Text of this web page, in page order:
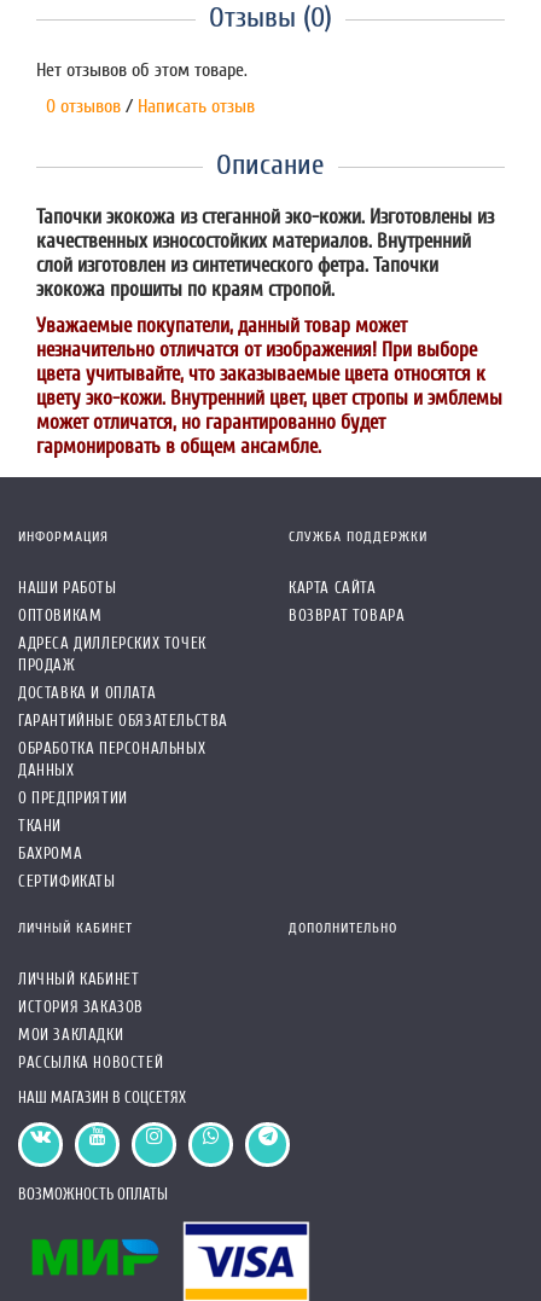
Отзывы (0)
Нет отзывов об этом товаре.
0 отзывов / Написать отзыв
Описание
Тапочки экокожа из стеганной эко-кожи. Изготовлены из
качественных износостойких материалов. Внутренний
слой изготовлен из синтетического фетра. Тапочки
экокожа прошиты по краям стропой.
Уважаемые покупатели, данный товар может
незначительно отличатся от изображения! При выборе
цвета учитывайте, что заказываемые цвета относятся к
цвету эко-кожи. Внутренний цвет, цвет стропы и эмблемы
может отличатся, но гарантированно будет
гармонировать в общем ансамбле.
ИНФОРМАЦИЯ
НАШИ РАБОТЫ
ОПТОВИКАМ
АДРЕСА ДИЛЛЕРСКИХ ТОЧЕК
ПРОДАЖ
ДОСТАВКА И ОПЛАТА
ГАРАНТИЙНЫЕ ОБЯЗАТЕЛЬСТВА
ОБРАБОТКА ПЕРСОНАЛЬНЫХ
ДАННЫХ
О ПРЕДПРИЯТИИ
ТКАНИ
БАХРОМА
СЕРТИФИКАТЫ
СЛУЖБА ПОДДЕРЖКИ
КАРТА САЙТА
ВОЗВРАТ ТОВАРА
ЛИЧНЫЙ КАБИНЕТ
ЛИЧНЫЙ КАБИНЕТ
ИСТОРИЯ ЗАКАЗОВ
МОИ ЗАКЛАДКИ
РАССЫЛКА НОВОСТЕЙ
ДОПОЛНИТЕЛЬНО
НАШ МАГАЗИН В СОЦСЕТЯХ
ВОЗМОЖНОСТЬ ОПЛАТЫ